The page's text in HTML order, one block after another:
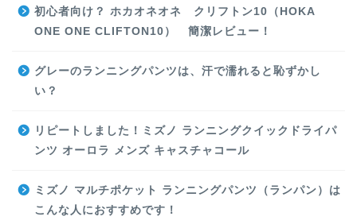
初心者向け？ ホカオネオネ クリフトン10（HOKA
ONE ONE CLIFTON10） 簡潔レビュー！
グレーのランニングパンツは、汗で濡れると恥ずかし
い？
リピートしました！ミズノ ランニングクイックドライパ
ンツ オーロラ メンズ キャスチャコール
ミズノ マルチポケット ランニングパンツ（ランパン）は
こんな人におすすめです！